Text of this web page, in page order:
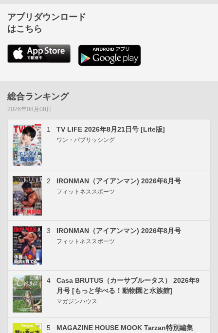
アプリダウンロード
はこちら
総合ランキング
2026年08月08日
1 TV LIFE 2026年8月21日号 [Lite版]
ワン・パブリッシング
2 IRONMAN（アイアンマン) 2026年6月号
フィットネススポーツ
3 IRONMAN（アイアンマン) 2026年8月号
フィットネススポーツ
4
Casa BRUTUS（カーサブルータス） 2026年9
月号 [もっと学べる！動物園と水族館]
マガジンハウス
5
MAGAZINE HOUSE MOOK Tarzan特別編集